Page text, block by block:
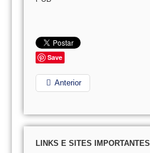
Save
Anterior
LINKS E SITES IMPORTANTES